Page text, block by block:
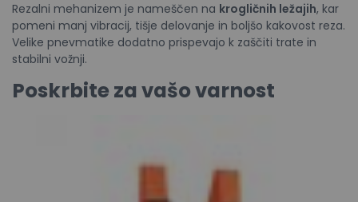
Rezalni mehanizem je nameščen na krogličnih ležajih, kar
pomeni manj vibracij, tišje delovanje in boljšo kakovost reza.
Velike pnevmatike dodatno prispevajo k zaščiti trate in
stabilni vožnji.
Poskrbite za vašo varnost